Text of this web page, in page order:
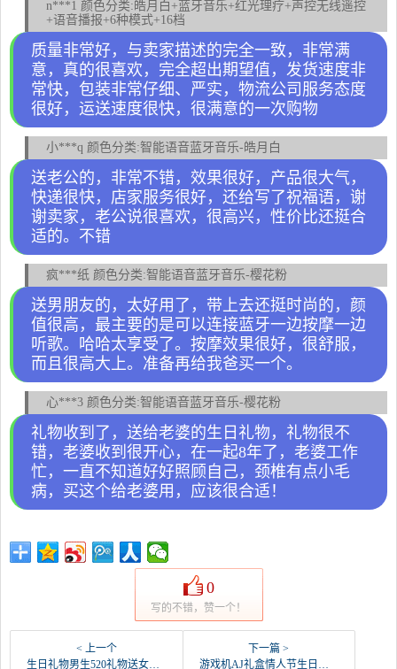
n***1 颜色分类:皓月白+蓝牙音乐+红光理疗+声控无线遥控
+语音播报+6种模式+16档
质量非常好，与卖家描述的完全一致，非常满
意，真的很喜欢，完全超出期望值，发货速度非
常快，包装非常仔细、严实，物流公司服务态度
很好，运送速度很快，很满意的一次购物
小***q 颜色分类:智能语音蓝牙音乐-皓月白
送老公的，非常不错，效果很好，产品很大气，
快递很快，店家服务很好，还给写了祝福语，谢
谢卖家，老公说很喜欢，很高兴，性价比还挺合
适的。不错
疯***纸 颜色分类:智能语音蓝牙音乐-樱花粉
送男朋友的，太好用了，带上去还挺时尚的，颜
值很高，最主要的是可以连接蓝牙一边按摩一边
听歌。哈哈太享受了。按摩效果很好，很舒服，
而且很高大上。准备再给我爸买一个。
心***3 颜色分类:智能语音蓝牙音乐-樱花粉
礼物收到了，送给老婆的生日礼物，礼物很不
错，老婆收到很开心，在一起8年了，老婆工作
忙，一直不知道好好照顾自己，颈椎有点小毛
病，买这个给老婆用，应该很合适！
0
写的不错，赞一个！
< 上一个
生日礼物男生520礼物送女友男朋友礼物惊喜创意特别-送男生礼物(天予家居旗舰店仅售37.2元)
下一篇 >
游戏机AJ礼盒情人节生日礼物送男生士朋友创意特别情-送男生礼物(马克图布旗舰店仅售108元)